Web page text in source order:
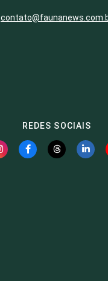
REDES SOCIAIS